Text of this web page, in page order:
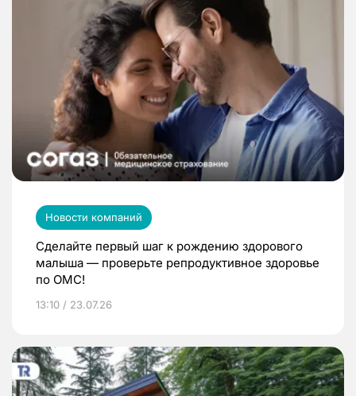
Новости компаний
Сделайте первый шаг к рождению здорового
малыша — проверьте репродуктивное здоровье
по ОМС!
13:10 / 23.07.26